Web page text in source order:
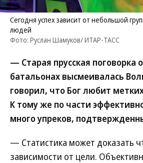
Сегодня успех зависит от небольшой
людей
Фото: Руслан Шамуков/ ИТАР-ТАСС
— Старая прусская поговорка
батальонах высмеивалась
говорил, что Бог любит
К тому же по части
много упреков,
— Статистика может доказать
зависимости от цели.